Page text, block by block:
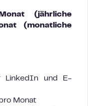
(jährliche
(monatliche
LinkedIn und E-
Monat